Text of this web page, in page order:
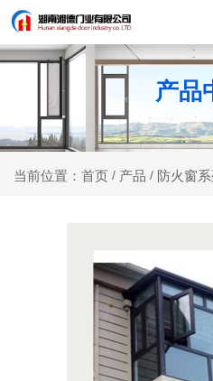
产品
当前位置：首页 / 产品 / 防火窗系